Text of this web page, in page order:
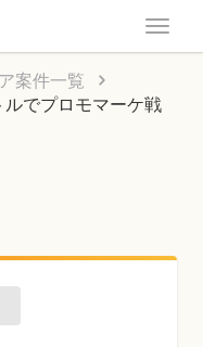
Toggle
案件一覧
でプロモマーケ戦